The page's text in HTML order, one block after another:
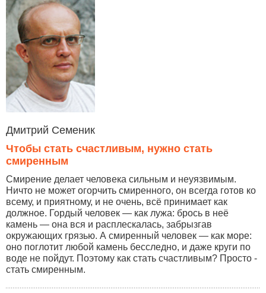
Дмитрий Семеник
Чтобы стать счастливым, нужно стать
смиренным
Смирение делает человека сильным и неуязвимым.
Ничто не может огорчить смиренного, он всегда готов ко
всему, и приятному, и не очень, всё принимает как
должное. Гордый человек — как лужа: брось в неё
камень — она вся и расплескалась, забрызгав
окружающих грязью. А смиренный человек — как море:
оно поглотит любой камень бесследно, и даже круги по
воде не пойдут. Поэтому как стать счастливым? Просто -
стать смиренным.